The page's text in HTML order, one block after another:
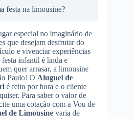
festa na limousine?
especial no imaginário de
que desejam desfrutar do
e vivenciar experiências
infantil é linda e
quer arrasar, a limousine
Paulo! O Aluguel de
é feito por hora e o cliente
Para saber o valor de
uma cotação com a Vou de
de Limousine varia de